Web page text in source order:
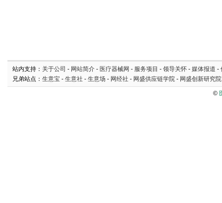
站内支持： 关于公司 - 网站简介 - 医疗器械网 - 服务项目 - 领导关怀 - 媒体报道 -
兄弟站点： 生意宝 - 生意社 - 生意场 - 网经社 - 网盛供应链学院 - 网盛创新研究院
©